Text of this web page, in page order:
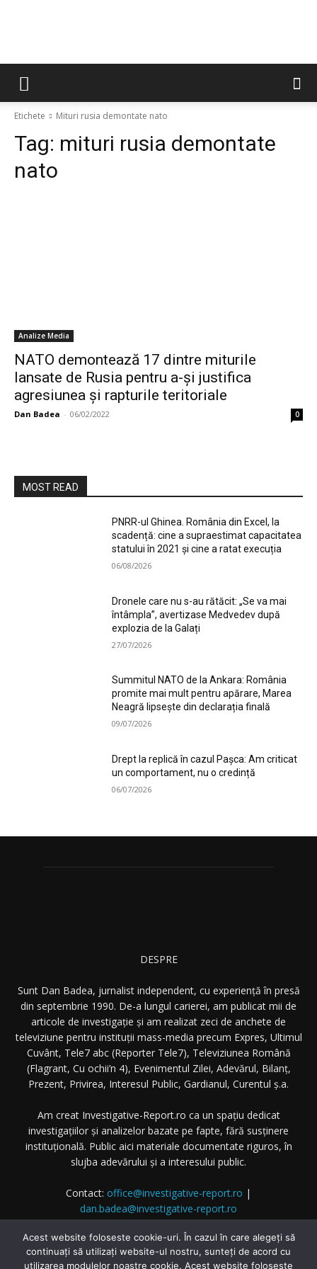
Etichete Mituri rusia demontate nato
Tag: mituri rusia demontate
nato
Analize Media
NATO demontează 17 dintre miturile
lansate de Rusia pentru a-și justifica
agresiunea și rapturile teritoriale
Dan Badea - 06/02/2022 0
MOST READ
PNRR-ul Ghinea. România din Excel, la
scadență: cine a supraestimat capacitatea
statului în 2021 și cine a ratat execuția
06/08/2026
Dronele care nu s-au rătăcit: „Se va mai
întâmpla”, avertizase Medvedev după
explozia de la Galați
27/07/2026
Summitul NATO de la Ankara: România
promite mai mult pentru apărare, Marea
Neagră lipsește din declarația finală
09/07/2026
Drept la replică în cazul Pașca: Am criticat
un comportament, nu o credință
06/07/2026
DESPRE
Sunt Dan Badea, jurnalist independent, cu experiență în presă
din septembrie 1990. De-a lungul carierei, am publicat mii de
articole de investigație și am realizat zeci de anchete de
televiziune pentru instituții mass-media precum Expres, Ultimul
Cuvânt, Tele7 abc (Reporter Tele7), Televiziunea Română
(Flagrant, Cu ochii’n 4), Evenimentul Zilei, Adevărul, Bilanț,
Prezent, Privirea, Interesul Public, Gardianul, Curentul ș.a.
Am creat Investigative-Report.ro ca un spațiu dedicat
investigațiilor și analizelor bazate pe fapte, fără susținere
instituțională. Public aici materiale documentate riguros, în
slujba adevărului și a interesului public.
Contact: office@investigative-report.ro |
dan.badea@investigative-report.ro
© 2025 Investigative-Report.ro. Toate drepturile rezervate.
Acest website foloseste cookie-uri. În cazul în care alegeți să
continuați să utilizați website-ul nostru, sunteți de acord cu
utilizarea modulelor noastre cookie. Acest website foloseste